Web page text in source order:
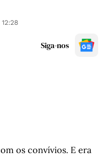
Siga-nos
os convívios. E era